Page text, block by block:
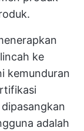
ke
kemunduran
adalah